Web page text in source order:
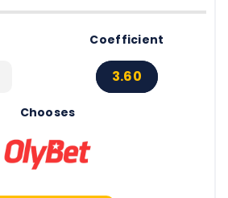
Coefficient
3.60
Chooses